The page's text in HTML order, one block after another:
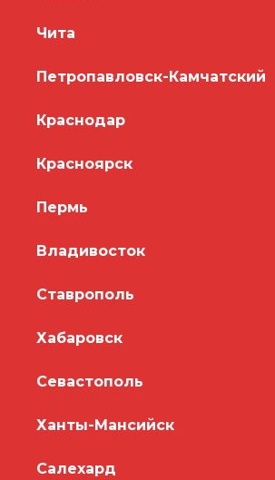
Чита
Петропавловск-Камчатский
Краснодар
Красноярск
Пермь
Владивосток
Ставрополь
Хабаровск
Севастополь
Ханты-Мансийск
Салехард